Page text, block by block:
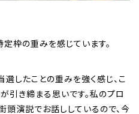
定枠の重みを感じています。
したことの重みを強く感じ、こ
引き締まる思いです。私のプロ
演説でお話ししているので、今